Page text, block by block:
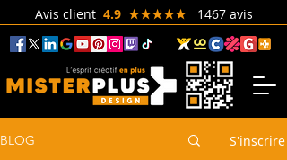
Avis client 4.9 ★★★★★ 1467 avis
BLOG S'inscrire